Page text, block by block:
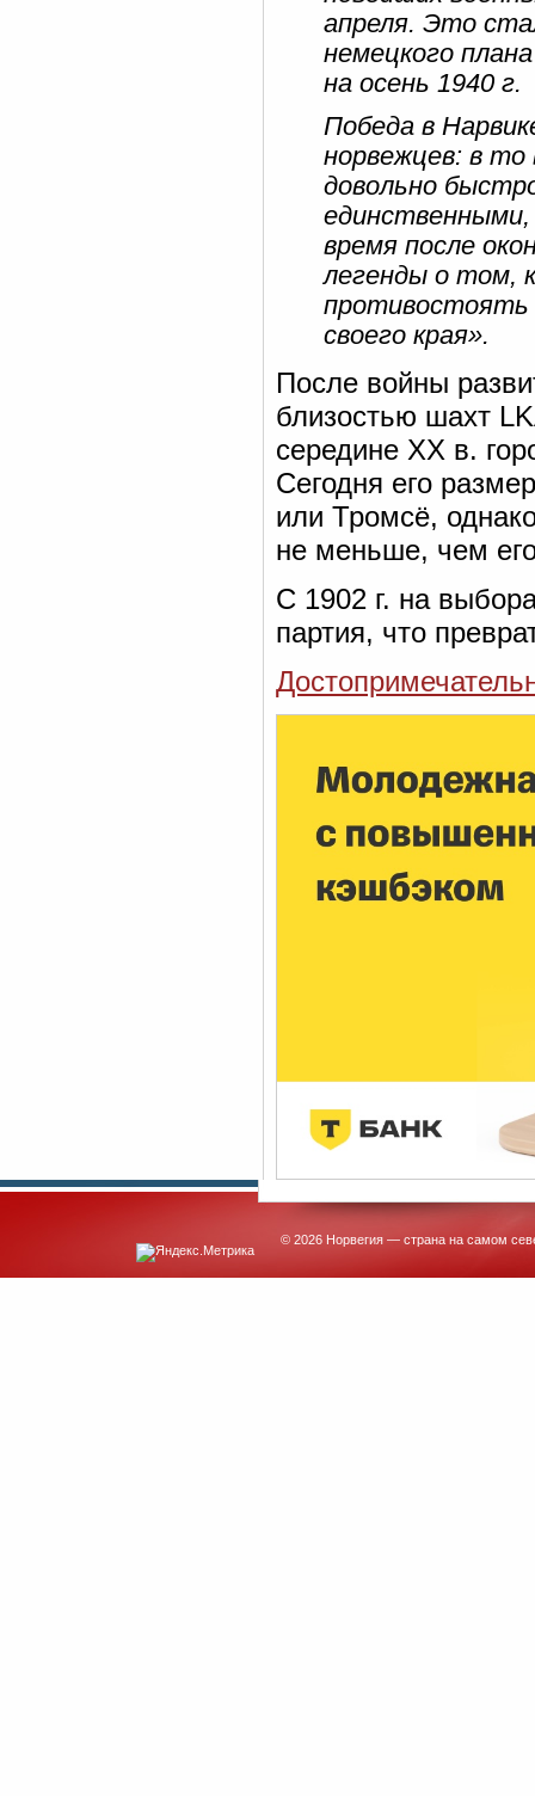
апреля. Это
немецкого
на осень 1940 г.
Победа в
норвежцев: в то
довольно
единственными,
время после
легенды о том,
противостоять
своего края».
После войны
близостью шахт
середине XX в.
Сегодня его
или Тромсё,
не меньше, чем
С 1902 г. на
партия, что
© 2026 Норвегия — страна на самом